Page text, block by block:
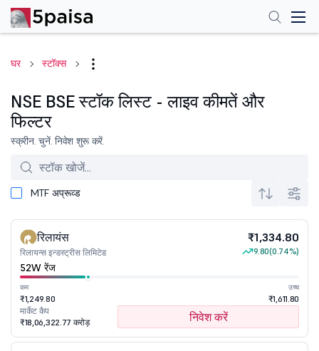
घर स्टॉक्स
NSE BSE स्टॉक लिस्ट - लाइव कीमतें और
फिल्टर
स्क्रीन. चुनें. निवेश शुरू करें.
MTF अप्रूव्ड
रिलायंस
रिलायन्स इन्डस्ट्रीस लिमिटेड
₹1,334.80
9.80(0.74%)
52W रेंज
कम
₹1,249.80
उच्च
₹1,611.80
मार्केट कैप
₹18,06,322.77 करोड़
निवेश करें